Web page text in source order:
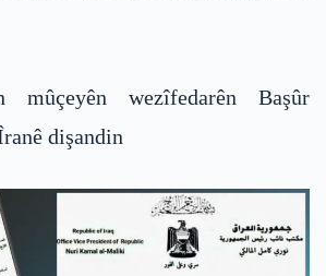
mûçeyên wezîfedarên Başûr
dişandin